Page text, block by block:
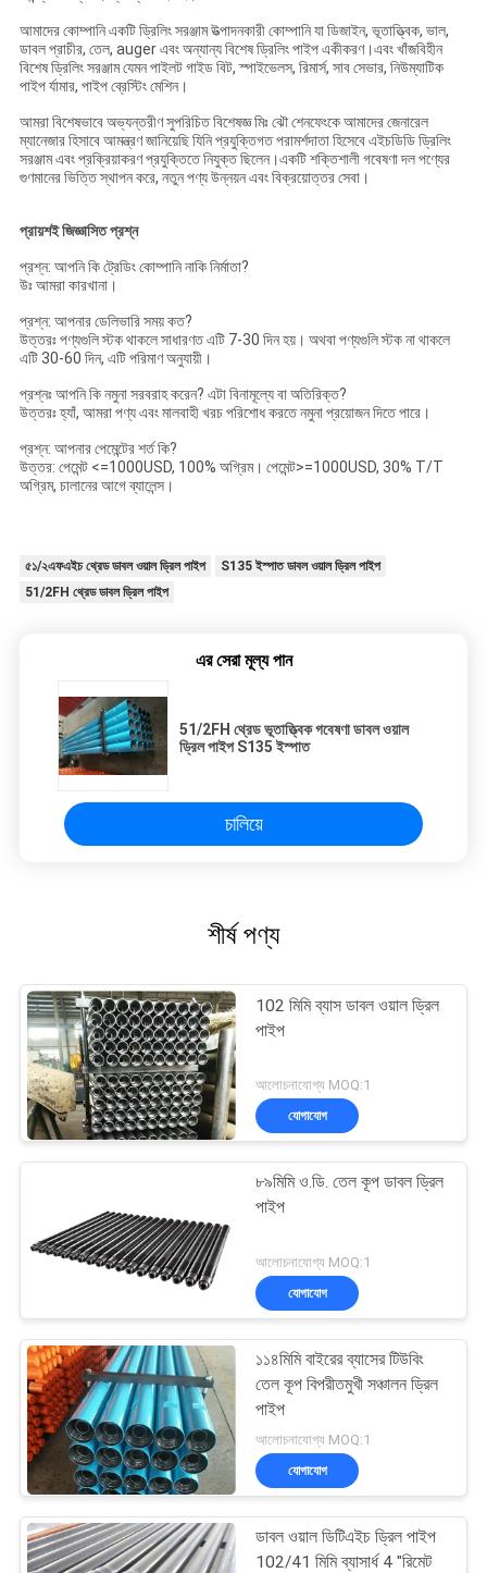
আমাদের কোম্পানি একটি ড্রিলিং সরঞ্জাম উত্পাদনকারী কোম্পানি যা ডিজাইন, ভূতাত্ত্বিক, ভাল,
ডাবল প্রাচীর, তেল, auger এবং অন্যান্য বিশেষ ড্রিলিং পাইপ একীকরণ।এবং খাঁজবিহীন
বিশেষ ড্রিলিং সরঞ্জাম যেমন পাইলট গাইড বিট, স্পাইভেলস, রিমার্স, সাব সেভার, নিউম্যাটিক
পাইপ র্যামার, পাইপ ব্রেস্টিং মেশিন।
আমরা বিশেষভাবে অভ্যন্তরীণ সুপরিচিত বিশেষজ্ঞ মিঃ ঝৌ শেনফেংকে আমাদের জেনারেল
ম্যানেজার হিসাবে আমন্ত্রণ জানিয়েছি যিনি প্রযুক্তিগত পরামর্শদাতা হিসেবে এইচডিডি ড্রিলিং
সরঞ্জাম এবং প্রক্রিয়াকরণ প্রযুক্তিতে নিযুক্ত ছিলেন।একটি শক্তিশালী গবেষণা দল পণ্যের
গুণমানের ভিত্তি স্থাপন করে, নতুন পণ্য উন্নয়ন এবং বিক্রয়োত্তর সেবা।
প্রায়শই জিজ্ঞাসিত প্রশ্ন
প্রশ্ন: আপনি কি ট্রেডিং কোম্পানি নাকি নির্মাতা?
উঃ আমরা কারখানা।
প্রশ্ন: আপনার ডেলিভারি সময় কত?
উত্তরঃ পণ্যগুলি স্টক থাকলে সাধারণত এটি 7-30 দিন হয়। অথবা পণ্যগুলি স্টক না থাকলে
এটি 30-60 দিন, এটি পরিমাণ অনুযায়ী।
প্রশ্নঃ আপনি কি নমুনা সরবরাহ করেন? এটা বিনামূল্যে বা অতিরিক্ত?
উত্তরঃ হ্যাঁ, আমরা পণ্য এবং মালবাহী খরচ পরিশোধ করতে নমুনা প্রয়োজন দিতে পারে।
প্রশ্ন: আপনার পেমেন্টের শর্ত কি?
উত্তর: পেমেন্ট <=1000USD, 100% অগ্রিম। পেমেন্ট>=1000USD, 30% T/T
অগ্রিম, চালানের আগে ব্যালেন্স।
৫১/২এফএইচ থ্রেড ডাবল ওয়াল ড্রিল পাইপ
S135 ইস্পাত ডাবল ওয়াল ড্রিল পাইপ
51/2FH থ্রেড ডাবল ড্রিল পাইপ
এর সেরা মূল্য পান
51/2FH থ্রেড ভূতাত্ত্বিক গবেষণা ডাবল ওয়াল
ড্রিল পাইপ S135 ইস্পাত
চালিয়ে
শীর্ষ পণ্য
102 মিমি ব্যাস ডাবল ওয়াল ড্রিল
পাইপ
আলোচনাযোগ্য MOQ:1
যোগাযোগ
৮৯মিমি ও.ডি. তেল কূপ ডাবল ড্রিল
পাইপ
আলোচনাযোগ্য MOQ:1
যোগাযোগ
১১৪মিমি বাইরের ব্যাসের টিউবিং
তেল কূপ বিপরীতমুখী সঞ্চালন ড্রিল
পাইপ
আলোচনাযোগ্য MOQ:1
যোগাযোগ
ডাবল ওয়াল ডিটিএইচ ড্রিল পাইপ
102/41 মিমি ব্যাসার্ধ 4 "রিমেট